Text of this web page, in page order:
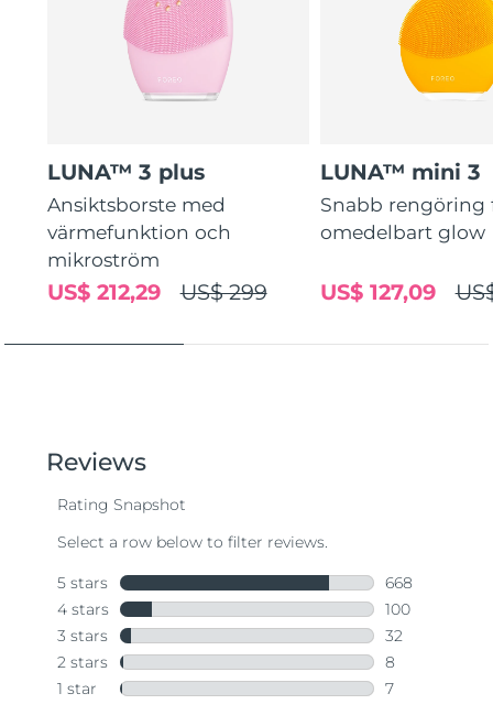
LUNA™ 3 plus
Ansiktsborste med
värmefunktion och
mikroström
US$ 299
US$ 212,29
LUNA™ mini 3
Snabb rengöring
omedelbart glow
US$ 127,09